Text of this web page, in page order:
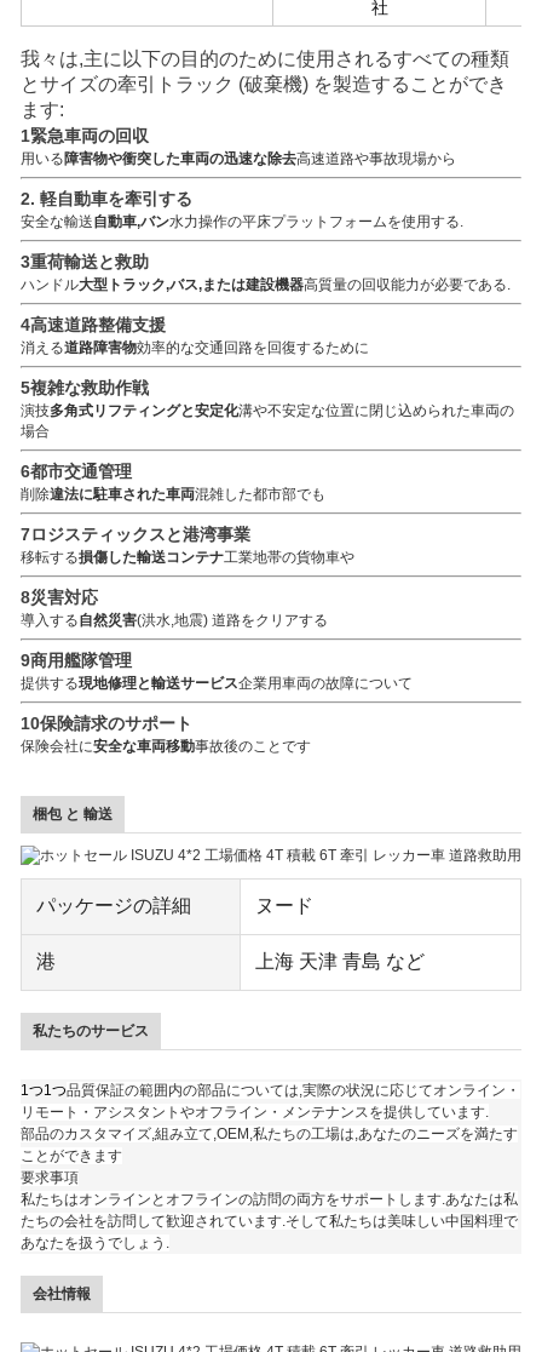
社
我々は,主に以下の目的のために使用されるすべての種類
とサイズの牽引トラック (破棄機) を製造することができ
ます:
1緊急車両の回収
用いる障害物や衝突した車両の迅速な除去高速道路や事故現場から
2. 軽自動車を牽引する
安全な輸送自動車,バン水力操作の平床プラットフォームを使用する.
3重荷輸送と救助
ハンドル大型トラック,バス,または建設機器高質量の回収能力が必要である.
4高速道路整備支援
消える道路障害物効率的な交通回路を回復するために
5複雑な救助作戦
演技多角式リフティングと安定化溝や不安定な位置に閉じ込められた車両の
場合
6都市交通管理
削除違法に駐車された車両混雑した都市部でも
7ロジスティックスと港湾事業
移転する損傷した輸送コンテナ工業地帯の貨物車や
8災害対応
導入する自然災害(洪水,地震) 道路をクリアする
9商用艦隊管理
提供する現地修理と輸送サービス企業用車両の故障について
10保険請求のサポート
保険会社に安全な車両移動事故後のことです
梱包 と 輸送
パッケージの詳細 ヌード
港 上海 天津 青島 など
私たちのサービス
1つ1つ品質保証の範囲内の部品については,実際の状況に応じてオンライン・
リモート・アシスタントやオフライン・メンテナンスを提供しています.
部品のカスタマイズ,組み立て,OEM,私たちの工場は,あなたのニーズを満たす
ことができます
要求事項
私たちはオンラインとオフラインの訪問の両方をサポートします.あなたは私
たちの会社を訪問して歓迎されています.そして私たちは美味しい中国料理で
あなたを扱うでしょう.
会社情報